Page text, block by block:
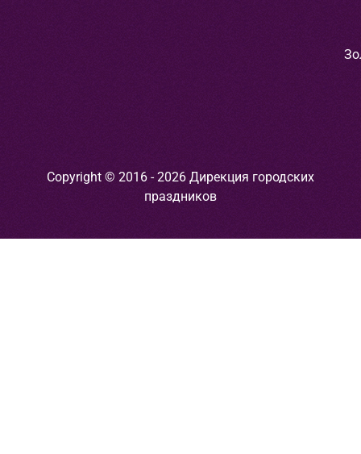
Copyright © 2016 - 2026 Дирекция городских
праздников